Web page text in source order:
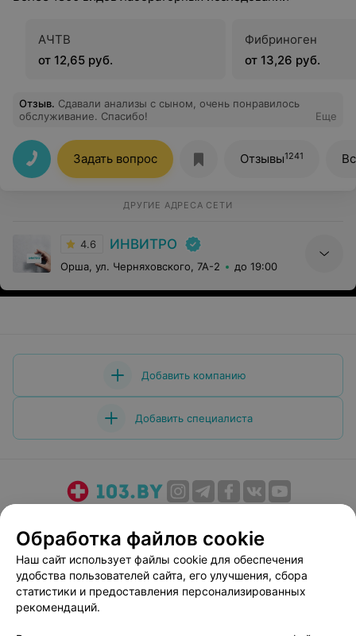
АЧТВ
от 12,65 руб.
Фибриноген
от 13,26 руб.
Отзыв. Сдавали анализы с сыном, очень понравилось
обслуживание. Спасибо!
Еще
Задать вопрос Отзывы1241
ДРУГИЕ АДРЕСА СЕТИ
4.6 ИНВИТРО
Орша, ул. Черняховского, 7А-2 до 19:00
Добавить компанию
Добавить специалиста
Медицинский маркетинг
Публичный договор
Пользовательское соглашение
Способы оплаты
Вакансии
Партнеры
Обработка файлов cookie
Наш сайт использует файлы cookie для обеспечения
удобства пользователей сайта, его улучшения, сбора
статистики и предоставления персонализированных
рекомендаций.